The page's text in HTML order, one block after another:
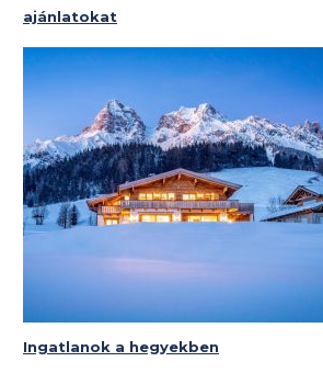
ajánlatokat
Ingatlanok a hegyekben